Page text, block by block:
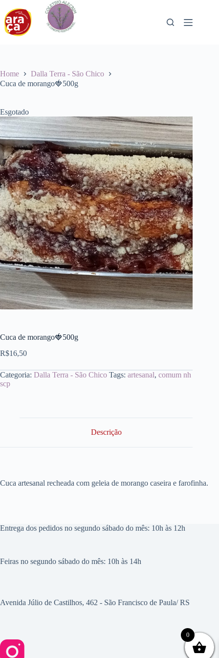
para
conteúdo
Home
Dalla Terra - São Chico
Cuca de morango🍓500g
Esgotado
Cuca de morango🍓500g
R$16,50
Categoria: Dalla Terra - São Chico Tags: artesanal, comum nh
scp
Descrição
Cuca artesanal recheada com geleia de morango caseira e farofinha.
Entrega dos pedidos no segundo sábado do mês: 10h às 12h
Feiras no segundo sábado do mês: 10h às 14h
Avenida Júlio de Castilhos, 462 - São Francisco de Paula/ RS
0